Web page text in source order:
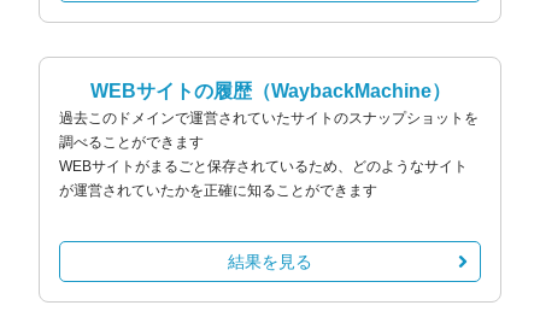
WEBサイトの履歴（WaybackMachine）
過去このドメインで運営されていたサイトのスナップショットを
調べることができます
WEBサイトがまるごと保存されているため、どのようなサイト
が運営されていたかを正確に知ることができます
結果を見る